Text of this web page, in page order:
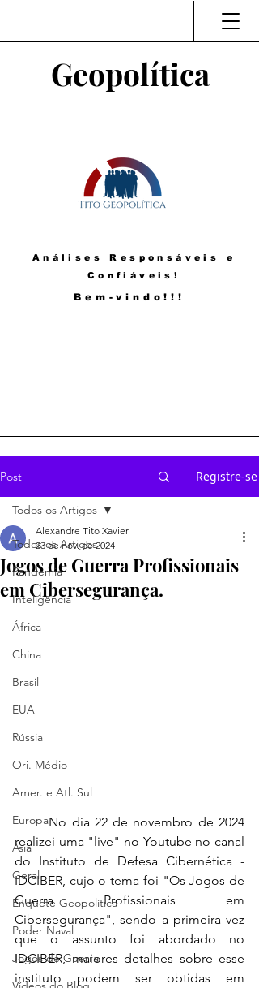
Geopolítica
Análises Responsáveis e
Confiáveis!
Bem-vindo!!!
Post Registre-se
Todos os Artigos
Pandemia
Inteligência
África
China
Brasil
EUA
Rússia
Ori. Médio
Amer. e Atl. Sul
Europa
Ásia
Geral
Enquete Geopolítica
Poder Naval
Jogos de Guerra
Todos os Artigos
Jogos de Guerra Profissionais
em Cibersegurança.
Alexandre Tito Xavier
23 de nov. de 2024
	No dia 22 de novembro de 2024
realizei uma "live" no Youtube no canal
do Instituto de Defesa Cibernética -
IDCIBER, cujo o tema foi "Os Jogos de
Guerra Profissionais em
Cibersegurança", sendo a primeira vez
que o assunto foi abordado no
IDCIBER, maiores detalhes sobre esse